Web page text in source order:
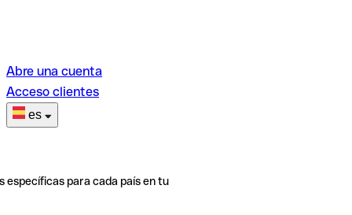
Abre una cuenta
Acceso clientes
es
específicas para cada país en tu